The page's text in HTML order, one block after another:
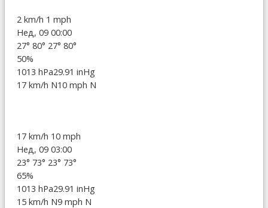
2 km/h 1 mph
Нед, 09 00:00
27° 80° 27° 80°
50%
1013 hPa29.91 inHg
17 km/h N10 mph N
17 km/h 10 mph
Нед, 09 03:00
23° 73° 23° 73°
65%
1013 hPa29.91 inHg
15 km/h N9 mph N